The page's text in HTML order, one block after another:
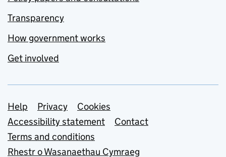
Transparency
How government works
Get involved
Support links
Help Privacy
Cookies
Accessibility statement
Contact
Terms and conditions
Rhestr o Wasanaethau Cymraeg